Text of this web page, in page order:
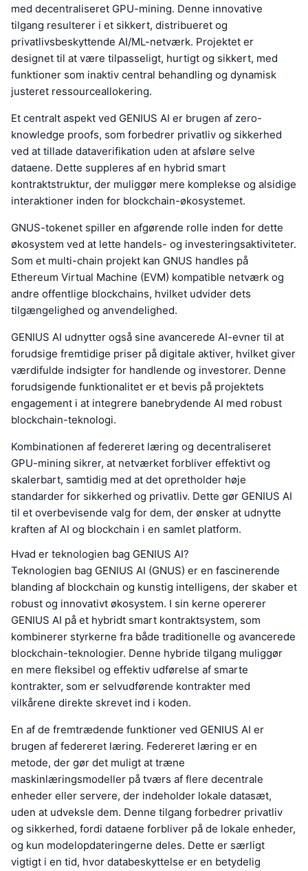
med decentraliseret GPU-mining. Denne innovative
tilgang resulterer i et sikkert, distribueret og
privatlivsbeskyttende AI/ML-netværk. Projektet er
designet til at være tilpasseligt, hurtigt og sikkert, med
funktioner som inaktiv central behandling og dynamisk
justeret ressourceallokering.
Et centralt aspekt ved GENIUS AI er brugen af zero-
knowledge proofs, som forbedrer privatliv og sikkerhed
ved at tillade dataverifikation uden at afsløre selve
dataene. Dette suppleres af en hybrid smart
kontraktstruktur, der muliggør mere komplekse og alsidige
interaktioner inden for blockchain-økosystemet.
GNUS-tokenet spiller en afgørende rolle inden for dette
økosystem ved at lette handels- og investeringsaktiviteter.
Som et multi-chain projekt kan GNUS handles på
Ethereum Virtual Machine (EVM) kompatible netværk og
andre offentlige blockchains, hvilket udvider dets
tilgængelighed og anvendelighed.
GENIUS AI udnytter også sine avancerede AI-evner til at
forudsige fremtidige priser på digitale aktiver, hvilket giver
værdifulde indsigter for handlende og investorer. Denne
forudsigende funktionalitet er et bevis på projektets
engagement i at integrere banebrydende AI med robust
blockchain-teknologi.
Kombinationen af federeret læring og decentraliseret
GPU-mining sikrer, at netværket forbliver effektivt og
skalerbart, samtidig med at det opretholder høje
standarder for sikkerhed og privatliv. Dette gør GENIUS AI
til et overbevisende valg for dem, der ønsker at udnytte
kraften af AI og blockchain i en samlet platform.
Hvad er teknologien bag GENIUS AI?
Teknologien bag GENIUS AI (GNUS) er en fascinerende
blanding af blockchain og kunstig intelligens, der skaber et
robust og innovativt økosystem. I sin kerne opererer
GENIUS AI på et hybridt smart kontraktsystem, som
kombinerer styrkerne fra både traditionelle og avancerede
blockchain-teknologier. Denne hybride tilgang muliggør
en mere fleksibel og effektiv udførelse af smarte
kontrakter, som er selvudførende kontrakter med
vilkårene direkte skrevet ind i koden.
En af de fremtrædende funktioner ved GENIUS AI er
brugen af federeret læring. Federeret læring er en
metode, der gør det muligt at træne
maskinlæringsmodeller på tværs af flere decentrale
enheder eller servere, der indeholder lokale datasæt,
uden at udveksle dem. Denne tilgang forbedrer privatliv
og sikkerhed, fordi dataene forbliver på de lokale enheder,
og kun modelopdateringerne deles. Dette er særligt
vigtigt i en tid, hvor databeskyttelse er en betydelig